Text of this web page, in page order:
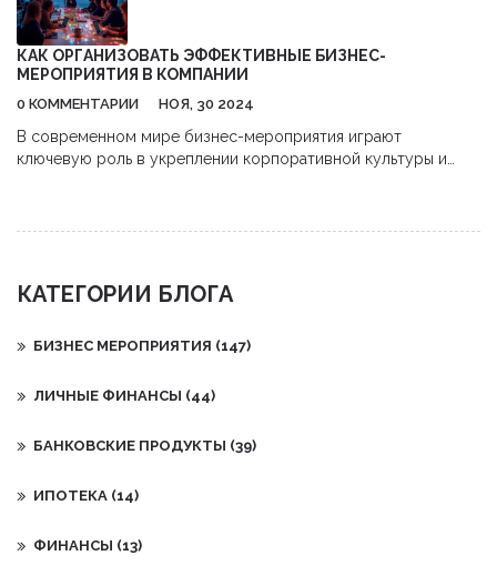
КАК ОРГАНИЗОВАТЬ ЭФФЕКТИВНЫЕ БИЗНЕС-
МЕРОПРИЯТИЯ В КОМПАНИИ
0 КОММЕНТАРИИ НОЯ, 30 2024
В современном мире бизнес-мероприятия играют
ключевую роль в укреплении корпоративной культуры и
поставленных целей. В статье рассматриваются различные
КАТЕГОРИИ БЛОГА
БИЗНЕС МЕРОПРИЯТИЯ (147)
ЛИЧНЫЕ ФИНАНСЫ (44)
БАНКОВСКИЕ ПРОДУКТЫ (39)
ИПОТЕКА (14)
ФИНАНСЫ (13)